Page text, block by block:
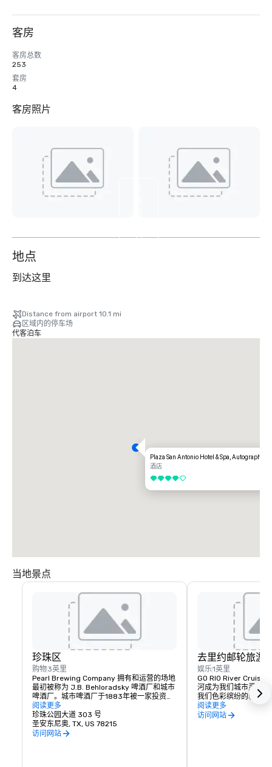
客房
客房总数
253
套房
4
客房照片
14
地点
到达这里
Distance from airport 10.1 mi
区域内的停车场
代客泊车
Plaza San Antonio Hotel & Spa, Autograph
酒店
4/5
当地景点
珍珠区
购物3英里
Pearl Brewing Company 拥有和运营的场地
最初被称为 J.B. Behloradsky 啤酒厂和城市
啤酒厂。城市啤酒厂于1883年被一家投资集
团收购，该集团由参与孤星酿造公司的当地
商人和大亨组成。他们一起成立了圣安东尼
奥酿造公司（1883-1888 年）。
阅读更多
珍珠公园大道 303 号
圣安东尼奥, TX, US 78215
访问网站
去里约邮轮旅游
娱乐1英里
GO RIO River
河成为我们城市灵魂
我们色彩缤纷的驳船
同时与圣安东尼奥丰
和令人兴奋的未来紧密
阅读更多
访问网站